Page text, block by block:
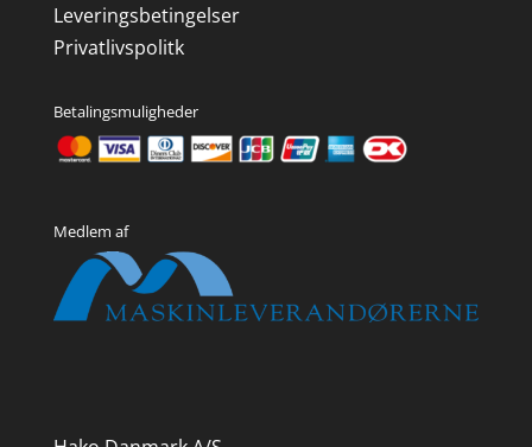
Leveringsbetingelser
Privatlivspolitk
Betalingsmuligheder
Medlem af